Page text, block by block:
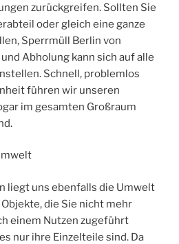
zurückgreifen. Sollten Sie
oder gleich eine ganze
Sperrmüll Berlin von
Abholung kann sich auf alle
Schnell, problemlos
führen wir unseren
im gesamten Großraum
liegt uns ebenfalls die Umwelt
die Sie nicht mehr
einem Nutzen zugeführt
nur ihre Einzelteile sind. Da